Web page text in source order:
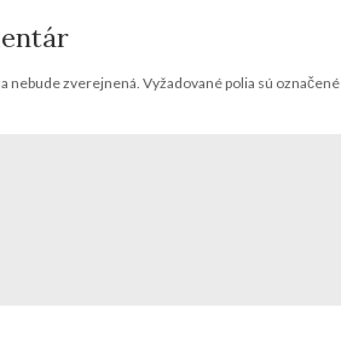
nebude zverejnená. Vyžadované polia sú označené